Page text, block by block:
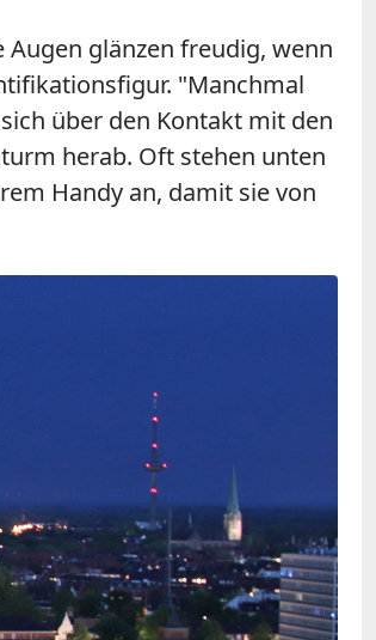
glänzen freudig, wenn
"Manchmal
über den Kontakt mit den
herab. Oft stehen unten
Handy an, damit sie von